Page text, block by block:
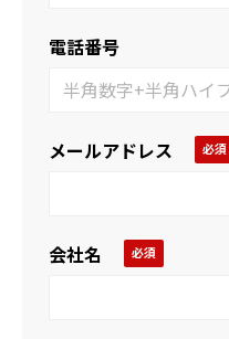
電話番号
メールアドレス
会社名